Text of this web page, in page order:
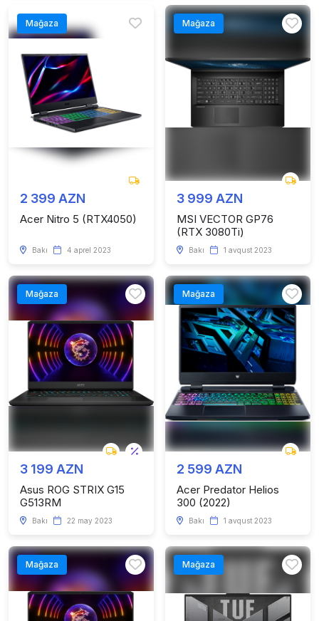
Mağaza
2 399 AZN
Acer Nitro 5 (RTX4050)
Bakı 4 aprel 2023
Mağaza
3 999 AZN
MSI VECTOR GP76
(RTX 3080Ti)
Bakı 1 avqust 2023
Mağaza
3 199 AZN
Asus ROG STRIX G15
G513RM
Bakı 22 may 2023
Mağaza
2 599 AZN
Acer Predator Helios
300 (2022)
Bakı 1 avqust 2023
Mağaza Mağaza